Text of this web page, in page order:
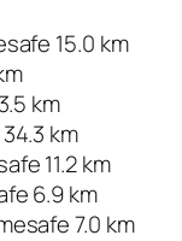
15.0 km
km
km
11.2 km
6.9 km
7.0 km